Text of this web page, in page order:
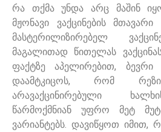
რა თქმა უნდა არც მაშინ
მჟონავი ვაქცინების
მასტერილიზირებელ
მაგალითად წითელას
ფაქტზე აპელირებით, ბევრი
დაამტკიცოს, რომ
არავაქცინირებული
წარმოქმნიან უფრო მეტ
ვარიანტებს. დავიწყოთ იმით,